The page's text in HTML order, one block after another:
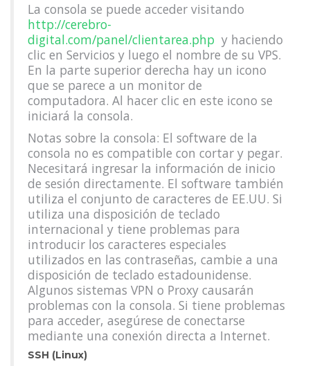
La consola se puede acceder visitando
http://cerebro-
digital.com/panel/clientarea.php y haciendo
clic en Servicios y luego el nombre de su VPS.
En la parte superior derecha hay un icono
que se parece a un monitor de
computadora. Al hacer clic en este icono se
iniciará la consola.
Notas sobre la consola: El software de la
consola no es compatible con cortar y pegar.
Necesitará ingresar la información de inicio
de sesión directamente. El software también
utiliza el conjunto de caracteres de EE.UU. Si
utiliza una disposición de teclado
internacional y tiene problemas para
introducir los caracteres especiales
utilizados en las contraseñas, cambie a una
disposición de teclado estadounidense.
Algunos sistemas VPN o Proxy causarán
problemas con la consola. Si tiene problemas
para acceder, asegúrese de conectarse
mediante una conexión directa a Internet.
SSH (Linux)